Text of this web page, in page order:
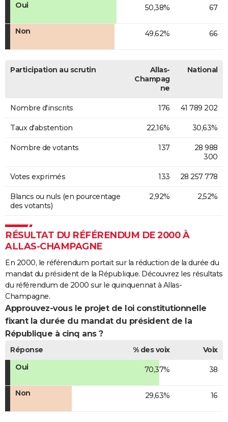
Oui
50,38% 67
Non 49,62% 66
Participation au scrutin
Allas-
Champag
ne
National
Nombre d'inscrits 176 41 789 202
Taux d'abstention 22,16% 30,63%
Nombre de votants 137
28 988
300
Votes exprimés 133 28 257 778
Blancs ou nuls (en pourcentage
des votants)
2,92% 2,52%
RÉSULTAT DU RÉFÉRENDUM DE 2000 À
ALLAS-CHAMPAGNE
En 2000, le référendum portait sur la réduction de la durée du
mandat du président de la République. Découvrez les résultats
du référendum de 2000 sur le quinquennat à Allas-
Champagne.
Approuvez-vous le projet de loi constitutionnelle
fixant la durée du mandat du président de la
République à cinq ans ?
Réponse % des voix
Voix
Oui
70,37% 38
Non 29,63% 16